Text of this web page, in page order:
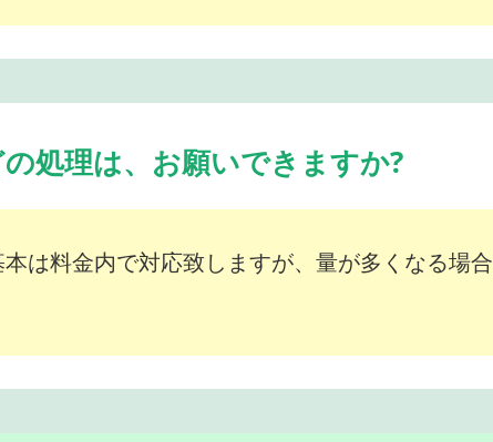
処理は、お願いできますか?
は料金内で対応致しますが、量が多くなる場